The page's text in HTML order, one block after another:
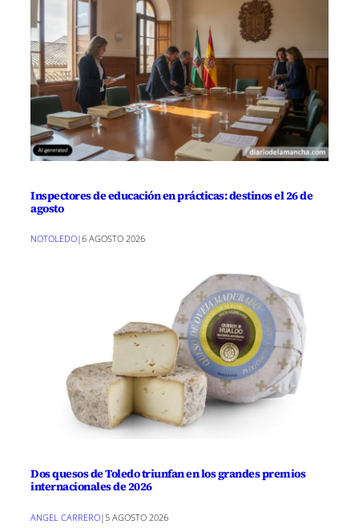
Inspectores de educación en prácticas: destinos el 26 de
agosto
NOTOLEDO|6 AGOSTO 2026
Dos quesos de Toledo triunfan en los grandes premios
internacionales de 2026
ANGEL CARRERO|5 AGOSTO 2026